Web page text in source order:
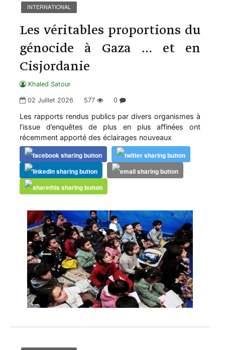
INTERNATIONAL
Les véritables proportions du
génocide à Gaza … et en
Cisjordanie
Khaled Satour
02 Juillet 2026 577 0
Les rapports rendus publics par divers organismes à
l’issue d’enquêtes de plus en plus affinées ont
récemment apporté des éclairages nouveaux